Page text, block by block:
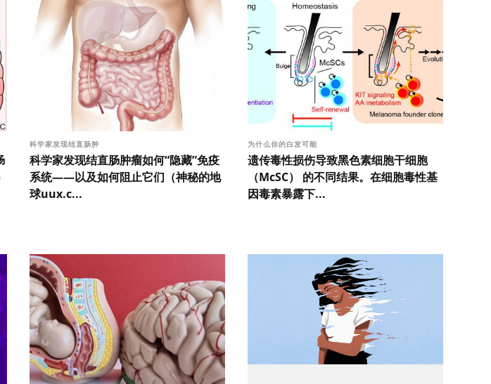
科学家发现结直肠肿
科学家发现结直肠肿瘤如何“隐藏”免疫
系统——以及如何阻止它们（神秘的地
球uux.c...
为什么你的白发可能
遗传毒性损伤导致黑色素细胞干细胞
（McSC） 的不同结果。在细胞毒性基
因毒素暴露下...